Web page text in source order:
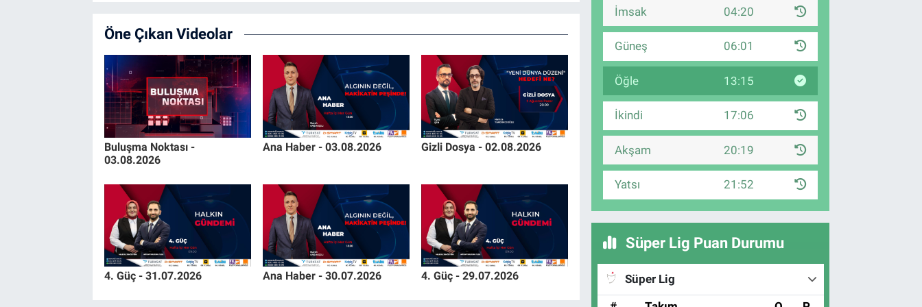
Öne Çıkan Videolar
Buluşma Noktası -
03.08.2026
Ana Haber - 03.08.2026 Gizli Dosya - 02.08.2026
4. Güç - 31.07.2026 Ana Haber - 30.07.2026 4. Güç - 29.07.2026
İmsak 04:20
Güneş 06:01
Öğle 13:15
İkindi 17:06
Akşam 20:19
Yatsı 21:52
Süper Lig Puan Durumu
Süper Lig